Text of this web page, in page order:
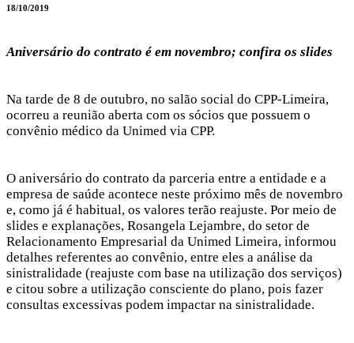
18/10/2019
Aniversário do contrato é em novembro; confira os slides
Na tarde de 8 de outubro, no salão social do CPP-Limeira,
ocorreu a reunião aberta com os sócios que possuem o
convênio médico da Unimed via CPP.
O aniversário do contrato da parceria entre a entidade e a
empresa de saúde acontece neste próximo mês de novembro
e, como já é habitual, os valores terão reajuste. Por meio de
slides e explanações, Rosangela Lejambre, do setor de
Relacionamento Empresarial da Unimed Limeira, informou
detalhes referentes ao convênio, entre eles a análise da
sinistralidade (reajuste com base na utilização dos serviços)
e citou sobre a utilização consciente do plano, pois fazer
consultas excessivas podem impactar na sinistralidade.